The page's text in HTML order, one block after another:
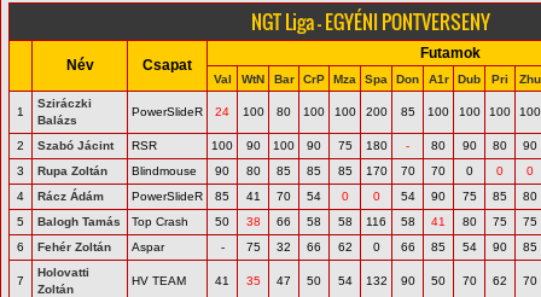
NGT Liga - EGYÉNI PONTVERSENY
Név Csapat
Futamok
Val WtN Bar CrP Mza Spa Don A1r Dub Pri Zhu
1
Sziráczki
Balázs
PowerSlideR 24 100 80 100 100 200 85 100 100 100 100
2 Szabó Jácint RSR 100 90 100 90 75 180 - 80 90 80
90
3
Rupa Zoltán Blindmouse 90 80 85 85 85 170 70 70 0 0
0
4
Rácz Ádám PowerSlideR 85 41 70 54 0 0 54 90 75 85
80
5
Balogh Tamás Top Crash 50 38 66 58 58 116 58 41 80 75
75
6
Fehér Zoltán Aspar - 75 32 66 62 0 66 85 54 90 85
7
Holovatti
Zoltán
HV TEAM 41 35 47 50 54 132 90 50 70 62 70